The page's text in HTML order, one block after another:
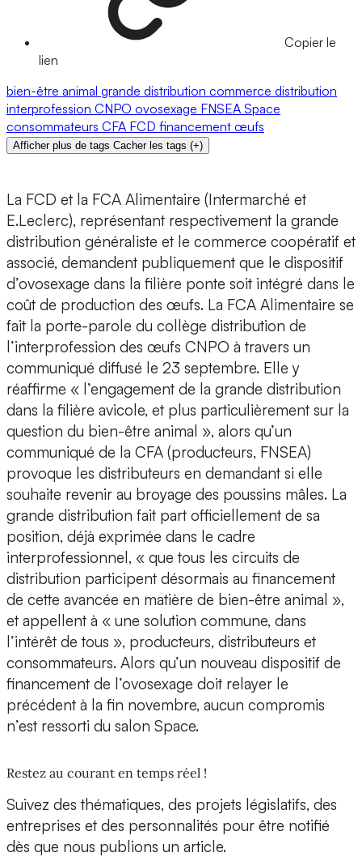
Copier le
lien
bien-être animal grande distribution commerce distribution
interprofession CNPO ovosexage FNSEA Space
consommateurs CFA FCD financement œufs
Afficher plus de tags Cacher les tags (+)
La FCD et la FCA Alimentaire (Intermarché et
E.Leclerc), représentant respectivement la grande
distribution généraliste et le commerce coopératif et
associé, demandent publiquement que le dispositif
d’ovosexage dans la filière ponte soit intégré dans le
coût de production des œufs. La FCA Alimentaire se
fait la porte-parole du collège distribution de
l’interprofession des œufs CNPO à travers un
communiqué diffusé le 23 septembre. Elle y
réaffirme « l’engagement de la grande distribution
dans la filière avicole, et plus particulièrement sur la
question du bien-être animal », alors qu’un
communiqué de la CFA (producteurs, FNSEA)
provoque les distributeurs en demandant si elle
souhaite revenir au broyage des poussins mâles. La
grande distribution fait part officiellement de sa
position, déjà exprimée dans le cadre
interprofessionnel, « que tous les circuits de
distribution participent désormais au financement
de cette avancée en matière de bien-être animal »,
et appellent à « une solution commune, dans
l’intérêt de tous », producteurs, distributeurs et
consommateurs. Alors qu’un nouveau dispositif de
financement de l’ovosexage doit relayer le
précédent à la fin novembre, aucun compromis
n’est ressorti du salon Space.
Restez au courant en temps réel !
Suivez des thématiques, des projets législatifs, des
entreprises et des personnalités pour être notifié
dès que nous publions un article.